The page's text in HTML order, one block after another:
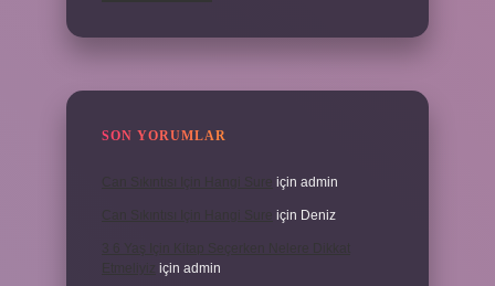
SON YORUMLAR
için admin
için Deniz
için admin